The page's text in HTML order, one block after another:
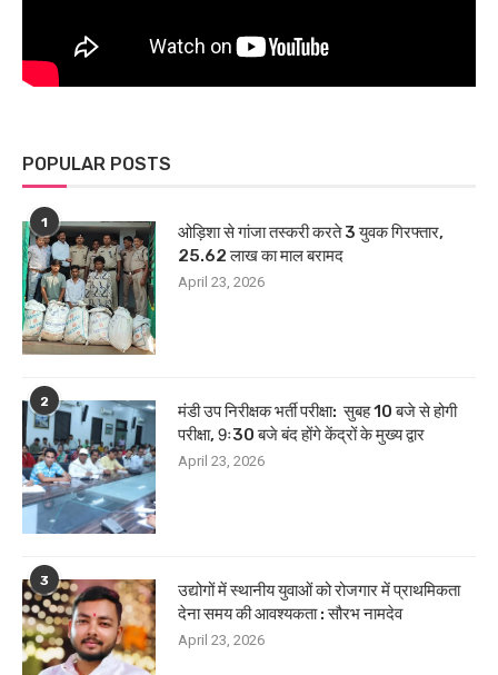
POPULAR POSTS
1
ओड़िशा से गांजा तस्करी करते 3 युवक गिरफ्तार,
25.62 लाख का माल बरामद
April 23, 2026
2
मंडी उप निरीक्षक भर्ती परीक्षा: सुबह 10 बजे से होगी
परीक्षा, 9ः30 बजे बंद होंगे केंद्रों के मुख्य द्वार
April 23, 2026
3
उद्योगों में स्थानीय युवाओं को रोजगार में प्राथमिकता
देना समय की आवश्यकता : सौरभ नामदेव
April 23, 2026